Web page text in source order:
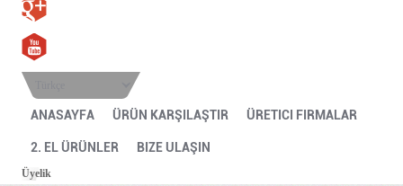
ANASAYFA ÜRÜN KARŞILAŞTIR ÜRETICI FIRMALAR
2. EL ÜRÜNLER BIZE ULAŞIN
Üyelik